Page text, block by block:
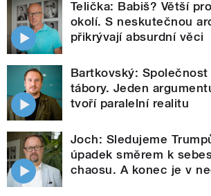
Telička: Babiš? Větší
okolí. S neskutečnou
přikrývají absurdní věci
Bartkovský:
tábory. Jeden
tvoří paralelní realitu
Joch: Sledujeme
úpadek směrem k
chaosu. A konec je v